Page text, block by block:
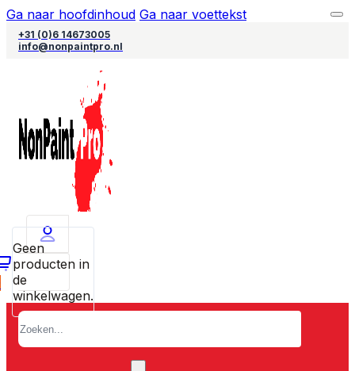
Ga naar hoofdinhoud Ga naar voettekst
+31 (0)6 14673005
info@nonpaintpro.nl
Geen
producten in
de
winkelwagen.
Zoeken